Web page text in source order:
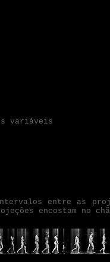
variáveis
entre as
encostam no